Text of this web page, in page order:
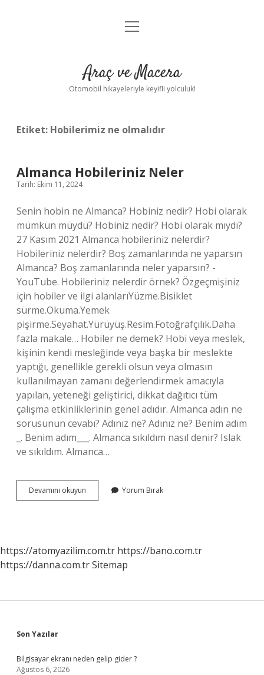
Anasayfa
Yasal Uyarı
menüyü
Araç ve Macera
Otomobil hikayeleriyle keyifli yolculuk!
Etiket: Hobilerimiz ne olmalıdır
Almanca Hobileriniz Neler
Tarih: Ekim 11, 2024
Senin hobin ne Almanca? Hobiniz nedir? Hobi olarak
mümkün müydü? Hobiniz nedir? Hobi olarak mıydı?
27 Kasım 2021 Almanca hobileriniz nelerdir?
Hobileriniz nelerdir? Boş zamanlarında ne yaparsın
Almanca? Boş zamanlarında neler yaparsın? -
YouTube. Hobileriniz nelerdir örnek? Özgeçmişiniz
için hobiler ve ilgi alanlarıYüzme.Bisiklet
sürme.Okuma.Yemek
pişirme.Seyahat.Yürüyüş.Resim.Fotoğrafçılık.Daha
fazla makale… Hobiler ne demek? Hobi veya meslek,
kişinin kendi mesleğinde veya başka bir meslekte
yaptığı, genellikle gerekli olsun veya olmasın
kullanılmayan zamanı değerlendirmek amacıyla
yapılan, yeteneği geliştirici, dikkat dağıtıcı tüm
çalışma etkinliklerinin genel adıdır. Almanca adın ne
sorusunun cevabı? Adınız ne? Adınız ne? Benim adım
_. Benim adım___. Almanca sıkıldım nasıl denir? Islak
ve sıkıldım. Almanca…
Devamını okuyun Almanca
Hobileriniz
Yorum Bırak
https://atomyazilim.com.tr https://bano.com.tr
https://danna.com.trSitemap
Sidebar
Son Yazılar
Bilgisayar ekranı neden gelip gider ?
Ağustos 6, 2026